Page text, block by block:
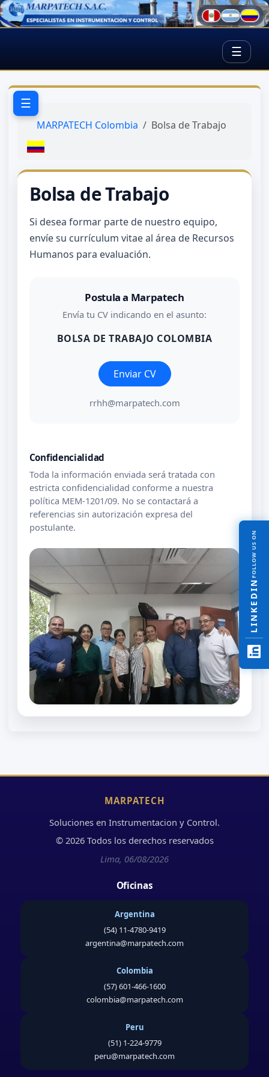
FOLLOW US ON
LINKEDIN
☰
☰
MARPATECH Colombia Bolsa de Trabajo
Bolsa de Trabajo
Si desea formar parte de nuestro equipo,
envíe su currículum vitae al área de Recursos
Humanos para evaluación.
Postula a Marpatech
Envía tu CV indicando en el asunto:
BOLSA DE TRABAJO COLOMBIA
Enviar CV
rrhh@marpatech.com
Confidencialidad
Toda la información enviada será tratada con
estricta confidencialidad conforme a nuestra
política MEM-1201/09. No se contactará a
referencias sin autorización expresa del
postulante.
MARPATECH
Soluciones en Instrumentacion y Control.
© 2026 Todos los derechos reservados
Lima, 06/08/2026
Oficinas
Argentina
(54) 11-4780-9419
argentina@marpatech.com
Colombia
(57) 601-466-1600
colombia@marpatech.com
Peru
(51) 1-224-9779
peru@marpatech.com